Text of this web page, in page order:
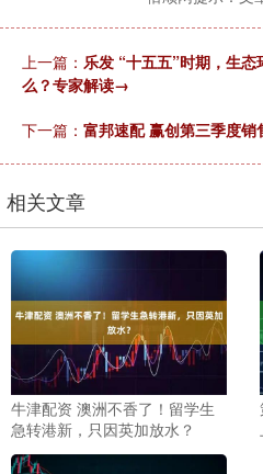
上一篇： 乐发 “十五五”时期，生
么？专家解读→
下一篇： 富邦速配 赢创第三季度销
相关文章
牛津配资 澳洲不香了！留学生
急转港新，只因英加放水？